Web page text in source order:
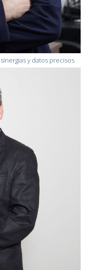
y datos precisos